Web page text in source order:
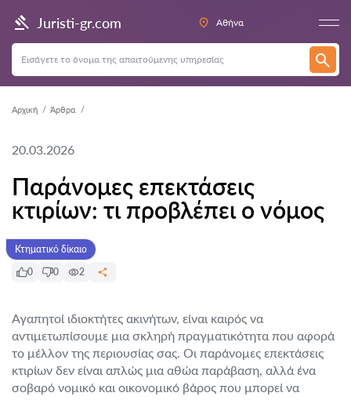
Juristi-gr.com Αθήνα
Αρχική Άρθρα
20.03.2026
Παράνομες επεκτάσεις
κτιρίων: τι προβλέπει ο νόμος
Κτηματικό δίκαιο
0
0 2
Αγαπητοί ιδιοκτήτες ακινήτων, είναι καιρός να
αντιμετωπίσουμε μια σκληρή πραγματικότητα που αφορά
το μέλλον της περιουσίας σας. Οι παράνομες επεκτάσεις
κτιρίων δεν είναι απλώς μια αθώα παράβαση, αλλά ένα
σοβαρό νομικό και οικονομικό βάρος που μπορεί να